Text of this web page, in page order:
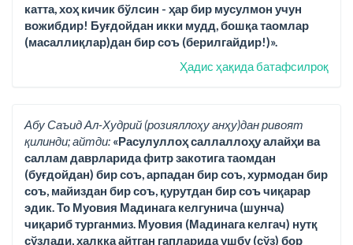
катта, хоҳ кичик бўлсин - ҳар бир мусулмон учун
вожибдир! Буғдойдан икки мудд, бошқа таомлар
(масаллиқлар)дан бир соъ (берилгайдир!)».
Ҳадис ҳақида батафсилроқ
Абу Саъид Ал-Худрий (розияллоҳу анҳу)дан ривоят
қилинди; айтди: «Расулуллоҳ саллаллоҳу алайҳи ва
саллам даврларида фитр закотига таомдан
(буғдойдан) бир соъ, арпадан бир соъ, хурмодан бир
соъ, майиздан бир соъ, қурутдан бир соъ чиқарар
эдик. То Муовия Мадинага келгунича (шунча)
чиқариб турганмиз. Муовия (Мадинага келгач) нутқ
сўзлади, халққа айтган гапларида ушбу (сўз) бор